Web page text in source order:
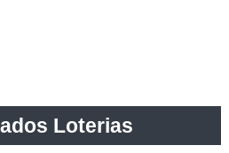
Loterias